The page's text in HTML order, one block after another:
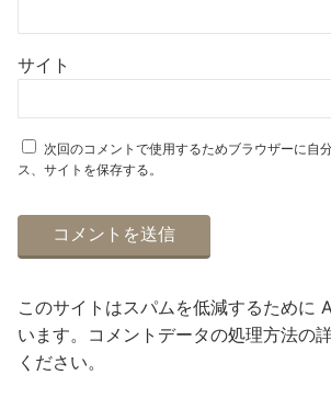
サイト
次回のコメントで使用するためブラウザーに自
ス、サイトを保存する。
このサイトはスパムを低減するために
います。 コメントデータの処理方法の
ください。